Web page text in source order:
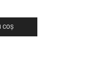
COȘ